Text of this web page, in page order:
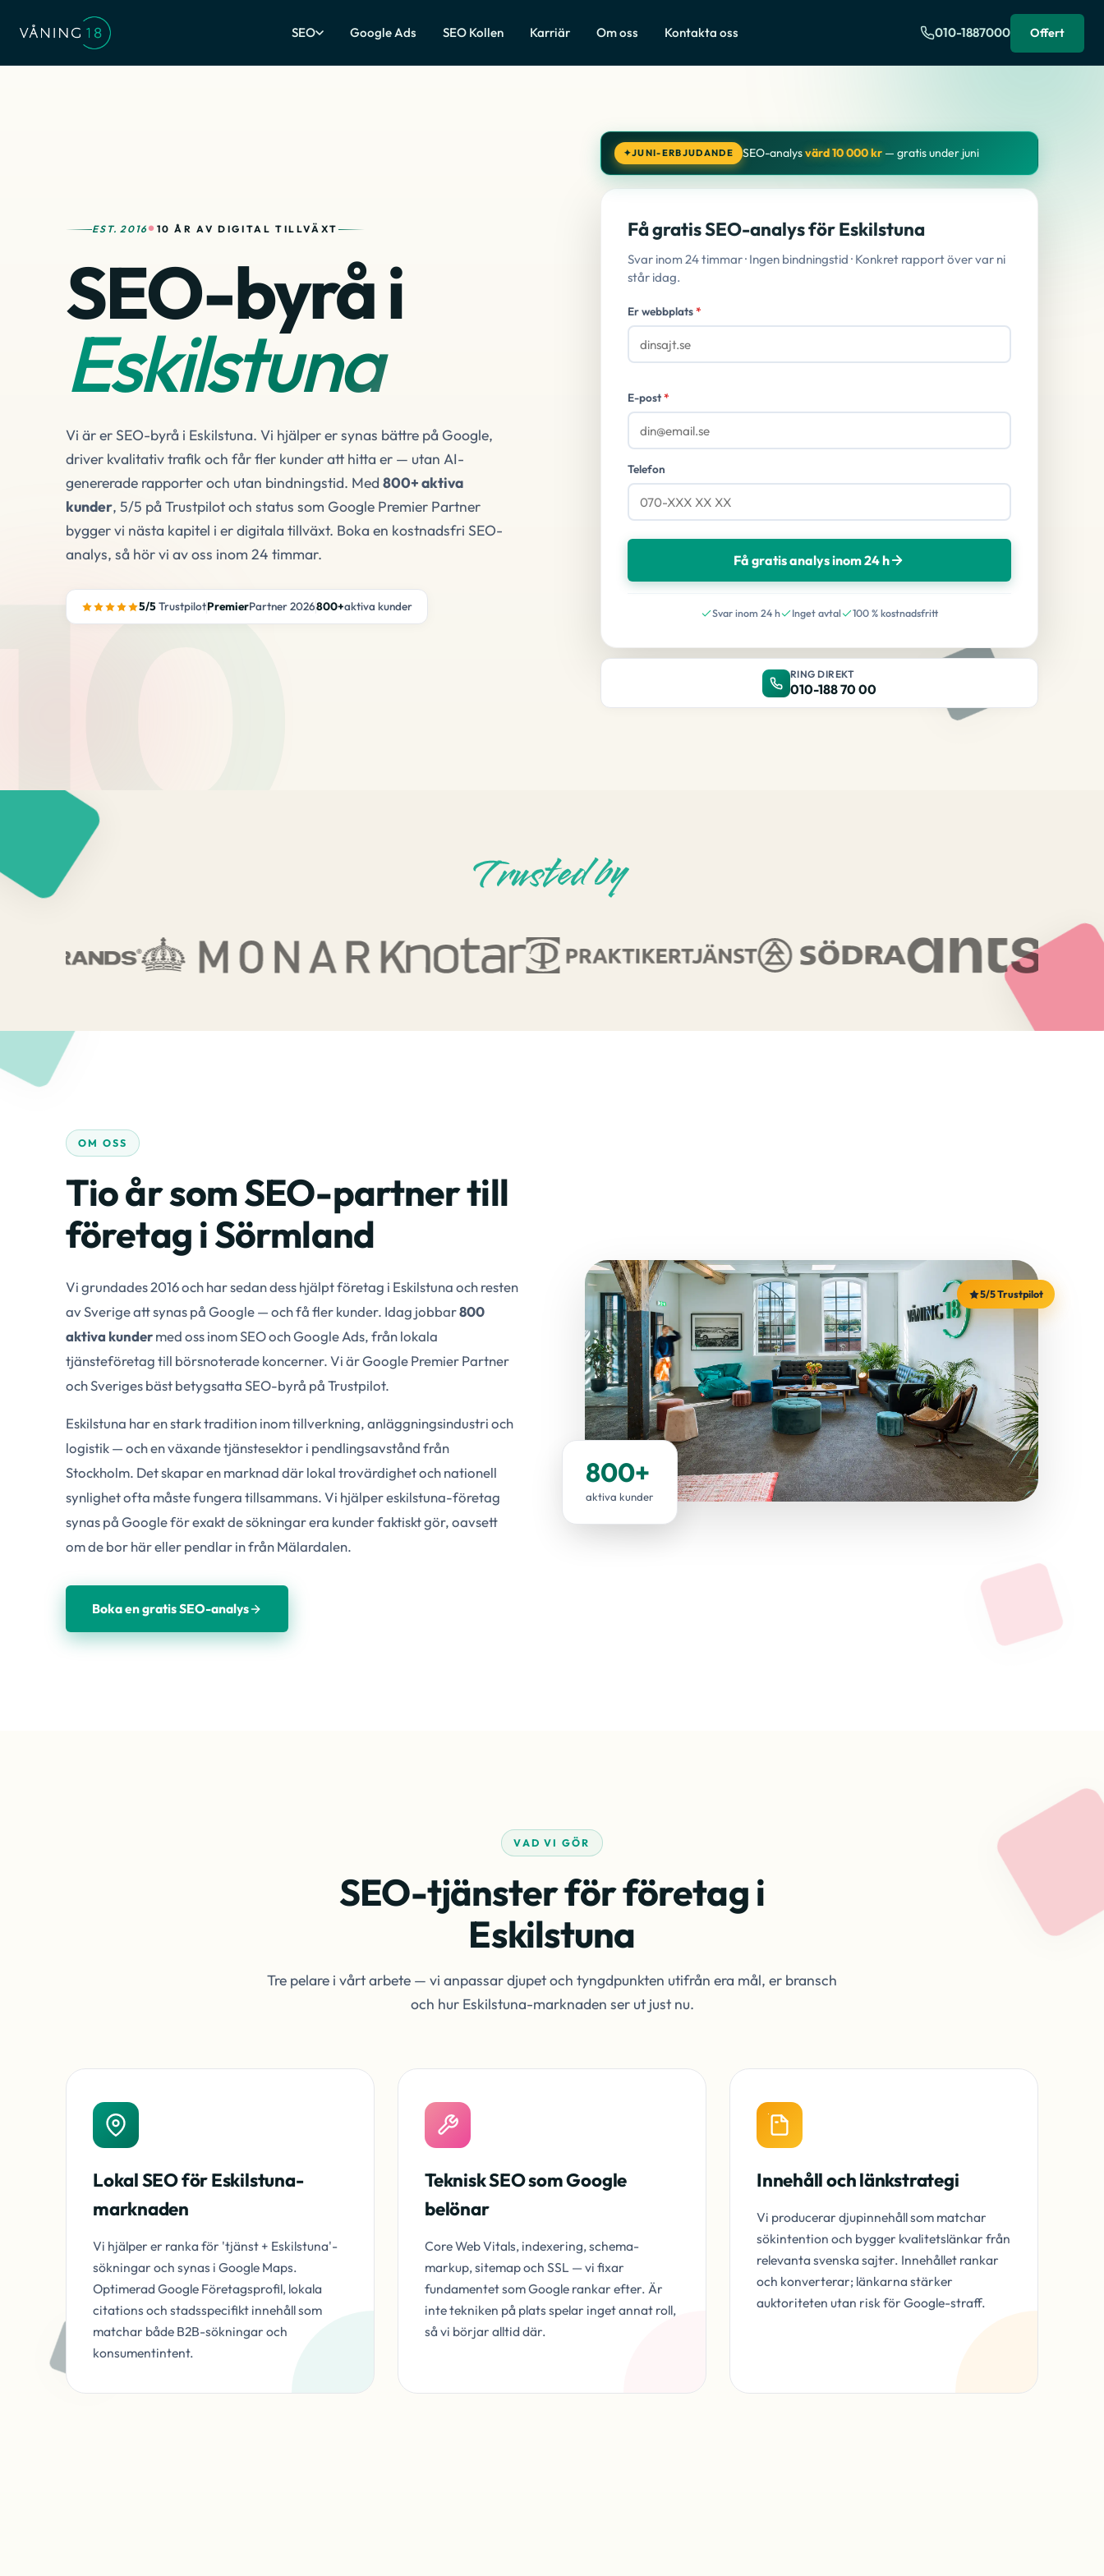
SEO Google Ads SEO Kollen Karriär Om oss Kontakta oss 010-1887000 Offert
EST. 2016● 10 ÅR AV DIGITAL TILLVÄXT
SEO-byrå i
Eskilstuna
Vi är er SEO-byrå i Eskilstuna. Vi hjälper er synas bättre på Google,
driver kvalitativ trafik och får fler kunder att hitta er — utan AI-
genererade rapporter och utan bindningstid. Med 800+ aktiva
kunder, 5/5 på Trustpilot och status som Google Premier Partner
bygger vi nästa kapitel i er digitala tillväxt. Boka en kostnadsfri SEO-
analys, så hör vi av oss inom 24 timmar.
5/5TrustpilotPremierPartner 2026800+aktiva kunder
JUNI-ERBJUDANDE SEO-analysvärd 10 000 kr — gratis under juni
Få gratis SEO-analys för Eskilstuna
Svar inom 24 timmar · Ingen bindningstid · Konkret rapport över var ni
står idag.
Få gratis SEO-analys för Eskilstuna
Er webbplats*
E-post*
Telefon
Få gratis analys inom 24 h
Svar inom 24 h Inget avtal 100 % kostnadsfritt
RING DIREKT
010-188 70 00
OM OSS
Tio år som SEO-partner till
företag i Sörmland
Vi grundades 2016 och har sedan dess hjälpt företag i Eskilstuna och resten
av Sverige att synas på Google — och få fler kunder. Idag jobbar800
aktiva kundermed oss inom SEO och Google Ads, från lokala
tjänsteföretag till börsnoterade koncerner. Vi är Google Premier Partner
och Sveriges bäst betygsatta SEO-byrå på Trustpilot.
Eskilstuna har en stark tradition inom tillverkning, anläggningsindustri och
logistik — och en växande tjänstesektor i pendlingsavstånd från
Stockholm. Det skapar en marknad där lokal trovärdighet och nationell
synlighet ofta måste fungera tillsammans. Vi hjälper eskilstuna-företag
synas på Google för exakt de sökningar era kunder faktiskt gör, oavsett
om de bor här eller pendlar in från Mälardalen.
Boka en gratis SEO-analys
800+
aktiva kunder
5/5 Trustpilot
VAD VI GÖR
SEO-tjänster för företag i
Eskilstuna
Tre pelare i vårt arbete — vi anpassar djupet och tyngdpunkten utifrån era mål, er bransch
och hur Eskilstuna-marknaden ser ut just nu.
Lokal SEO för Eskilstuna-
marknaden
Vi hjälper er ranka för 'tjänst + Eskilstuna'-
sökningar och synas i Google Maps.
Optimerad Google Företagsprofil, lokala
citations och stadsspecifikt innehåll som
matchar både B2B-sökningar och
konsumentintent.
Teknisk SEO som Google
belönar
Core Web Vitals, indexering, schema-
markup, sitemap och SSL — vi fixar
fundamentet som Google rankar efter. Är
inte tekniken på plats spelar inget annat roll,
så vi börjar alltid där.
Innehåll och länkstrategi
Vi producerar djupinnehåll som matchar
sökintention och bygger kvalitetslänkar från
relevanta svenska sajter. Innehållet rankar
och konverterar; länkarna stärker
auktoriteten utan risk för Google-straff.